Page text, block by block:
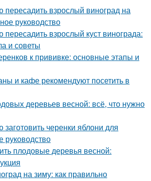
пересадить взрослый виноград на
руководство
пересадить взрослый куст винограда:
и советы
к прививке: основные этапы и
и кафе рекомендуют посетить в
деревьев весной: всё, что нужно
заготовить черенки яблони для
руководство
плодовые деревья весной:
на зиму: как правильно